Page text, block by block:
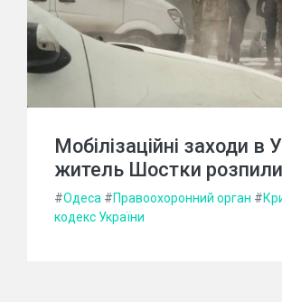
Мобілізаційні заходи в
житель Шостки
#Одеса #Правоохоронний орган #
кодекс України